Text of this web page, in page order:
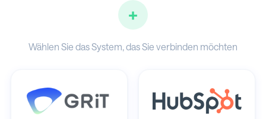
+
Wählen Sie das System, das Sie verbinden möchten